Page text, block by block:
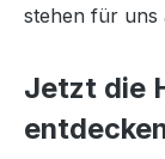
stehen für uns
Jetzt die